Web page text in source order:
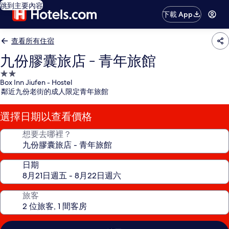
跳到主要內容
下載 App
查看所有住宿
九份膠囊旅店 - 青年旅館
2.0
星
級
住
宿
Box Inn Jiufen - Hostel
鄰近九份老街的成人限定青年旅館
選擇日期以查看價格
想要去哪裡？
日期
旅客